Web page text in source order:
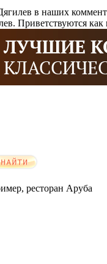
в наших
Приветствуются
ресторан Аруба